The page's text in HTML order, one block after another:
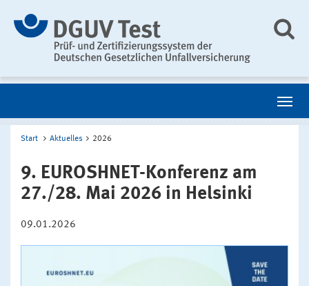
Start Aktuelles 2026
9. EUROSHNET-Konferenz am
27./28. Mai 2026 in Helsinki
09.01.2026